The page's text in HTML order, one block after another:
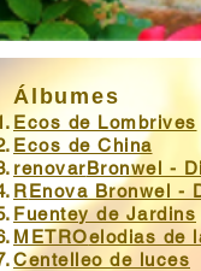
Álbumes
Ecos de Lombrives
Ecos de China
renovarBronwel -
REnova Bronwel -
Fuentey de Jardins
METROelodias de
Centelleo de luces